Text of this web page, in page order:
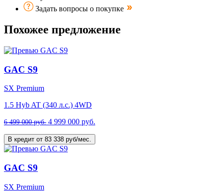
Задать вопросы о покупке
Похожее предложение
GAC S9
SX Premium
1.5 Hyb AT (340 л.с.) 4WD
6 499 000 руб. 4 999 000 руб.
В кредит от 83 338 руб/мес.
GAC S9
SX Premium